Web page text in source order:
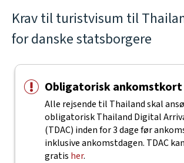
Krav til turistvisum til
for danske statsborgere
Obligatorisk ankomstkort
Alle rejsende til Thailand skal
obligatorisk Thailand Digital
(TDAC) inden for 3 dage før
inklusive ankomstdagen. TDAC
gratis her.